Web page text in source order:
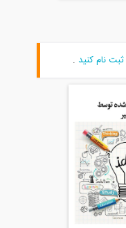
ثبت نام کنید.